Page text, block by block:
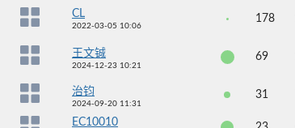
CL
2022-03-05 10:06
178
王文铖
2024-12-23 10:21
69
治钧
2024-09-20 11:31
31
EC10010